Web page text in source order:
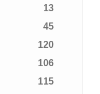
13
45
120
106
115